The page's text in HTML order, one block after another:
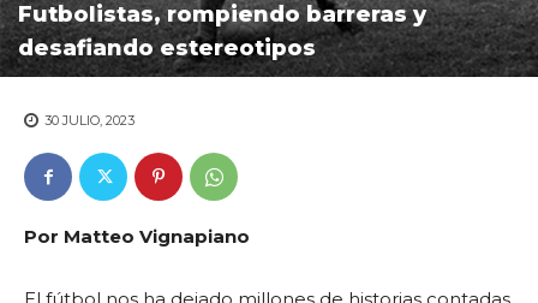
Futbolistas, rompiendo barreras y
desafiando estereotipos
30 JULIO, 2023
Por Matteo Vignapiano